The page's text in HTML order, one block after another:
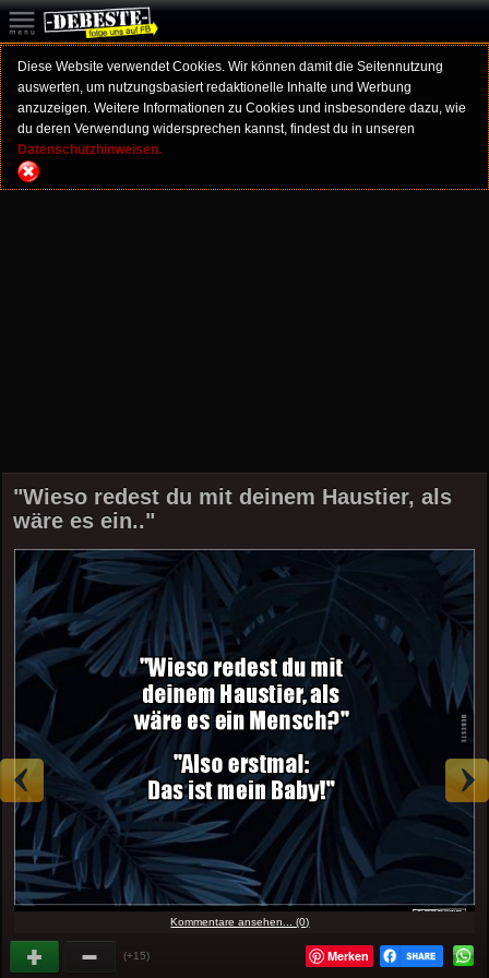
Diese Website verwendet Cookies. Wir können damit die Seitennutzung
auswerten, um nutzungsbasiert redaktionelle Inhalte und Werbung
anzuzeigen. Weitere Informationen zu Cookies und insbesondere dazu, wie
du deren Verwendung widersprechen kannst, findest du in unseren
Datenschutzhinweisen.
"Wieso redest du mit deinem Haustier, als
wäre es ein.."
Kommentare ansehen... (0)
(+15) Merken